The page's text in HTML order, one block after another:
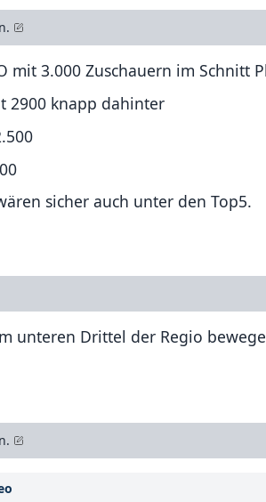
mit 3.000 Zuschauern im Schnitt
2900 knapp dahinter
sicher auch unter den Top5.
unteren Drittel der Regio